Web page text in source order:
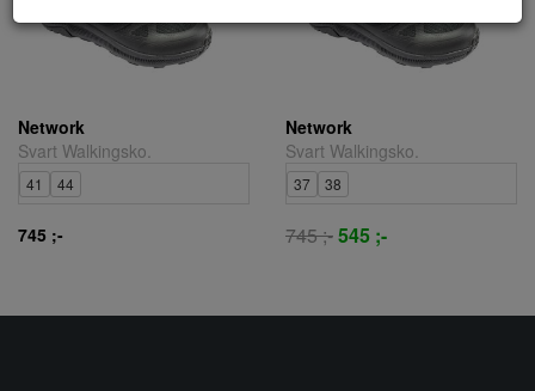
Network
Svart Walkingsko.
41 44
745 ;-
Network
Svart Walkingsko.
37 38
745 ;-545 ;-